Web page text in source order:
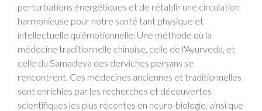
perturbations énergétiques et de rétablir une circulation
harmonieuse pour notre santé tant physique et
intellectuelle qu'émotionnelle. Une méthode où la
médecine traditionnelle chinoise, celle de l'Ayurveda, et
celle du Samadeva des derviches persans se
rencontrent. Ces médecines anciennes et traditionnelles
sont enrichies par les recherches et découvertes
scientifiques les plus récentes en neuro-biologie, ainsi que